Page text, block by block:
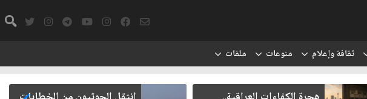
ثقافة وإعلام منوعات ملفات